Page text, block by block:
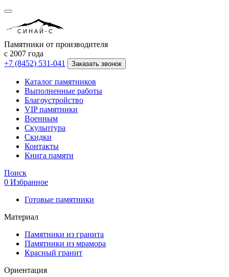
СИНАЙ-С
Памятники от производителя
с 2007 года
+7 (8452) 531-041
Заказать звонок
Каталог памятников
Выполненные работы
Благоустройство
VIP памятники
Военным
Скульптура
Скидки
Контакты
Книга памяти
Поиск
0 Избранное
Готовые памятники
Материал
Памятники из гранита
Памятники из мрамора
Красный гранит
Ориентация